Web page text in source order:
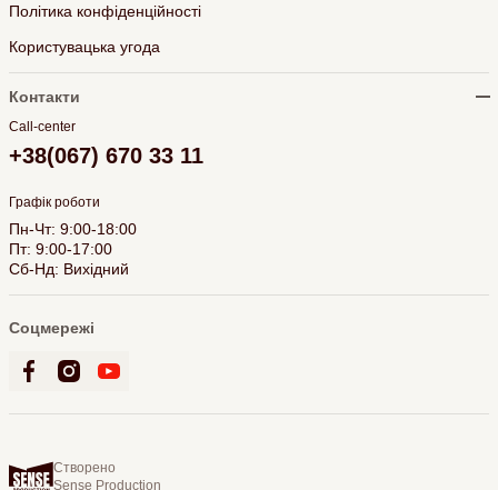
Політика конфіденційності
Користувацька угода
Контакти
Call-center
+38(067) 670 33 11
Графік роботи
Пн-Чт: 9:00-18:00
Пт: 9:00-17:00
Сб-Нд: Вихідний
Соцмережі
Створено
Sense Production